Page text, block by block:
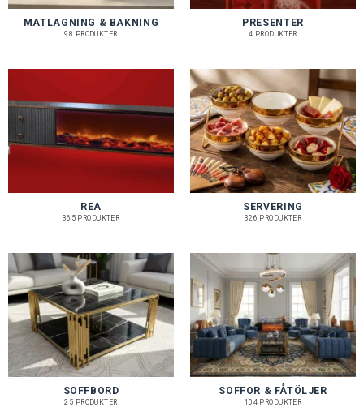
MATLAGNING & BAKNING
98 PRODUKTER
PRESENTER
4 PRODUKTER
REA
365 PRODUKTER
SERVERING
326 PRODUKTER
SOFFBORD
25 PRODUKTER
SOFFOR & FÅTÖLJER
104 PRODUKTER